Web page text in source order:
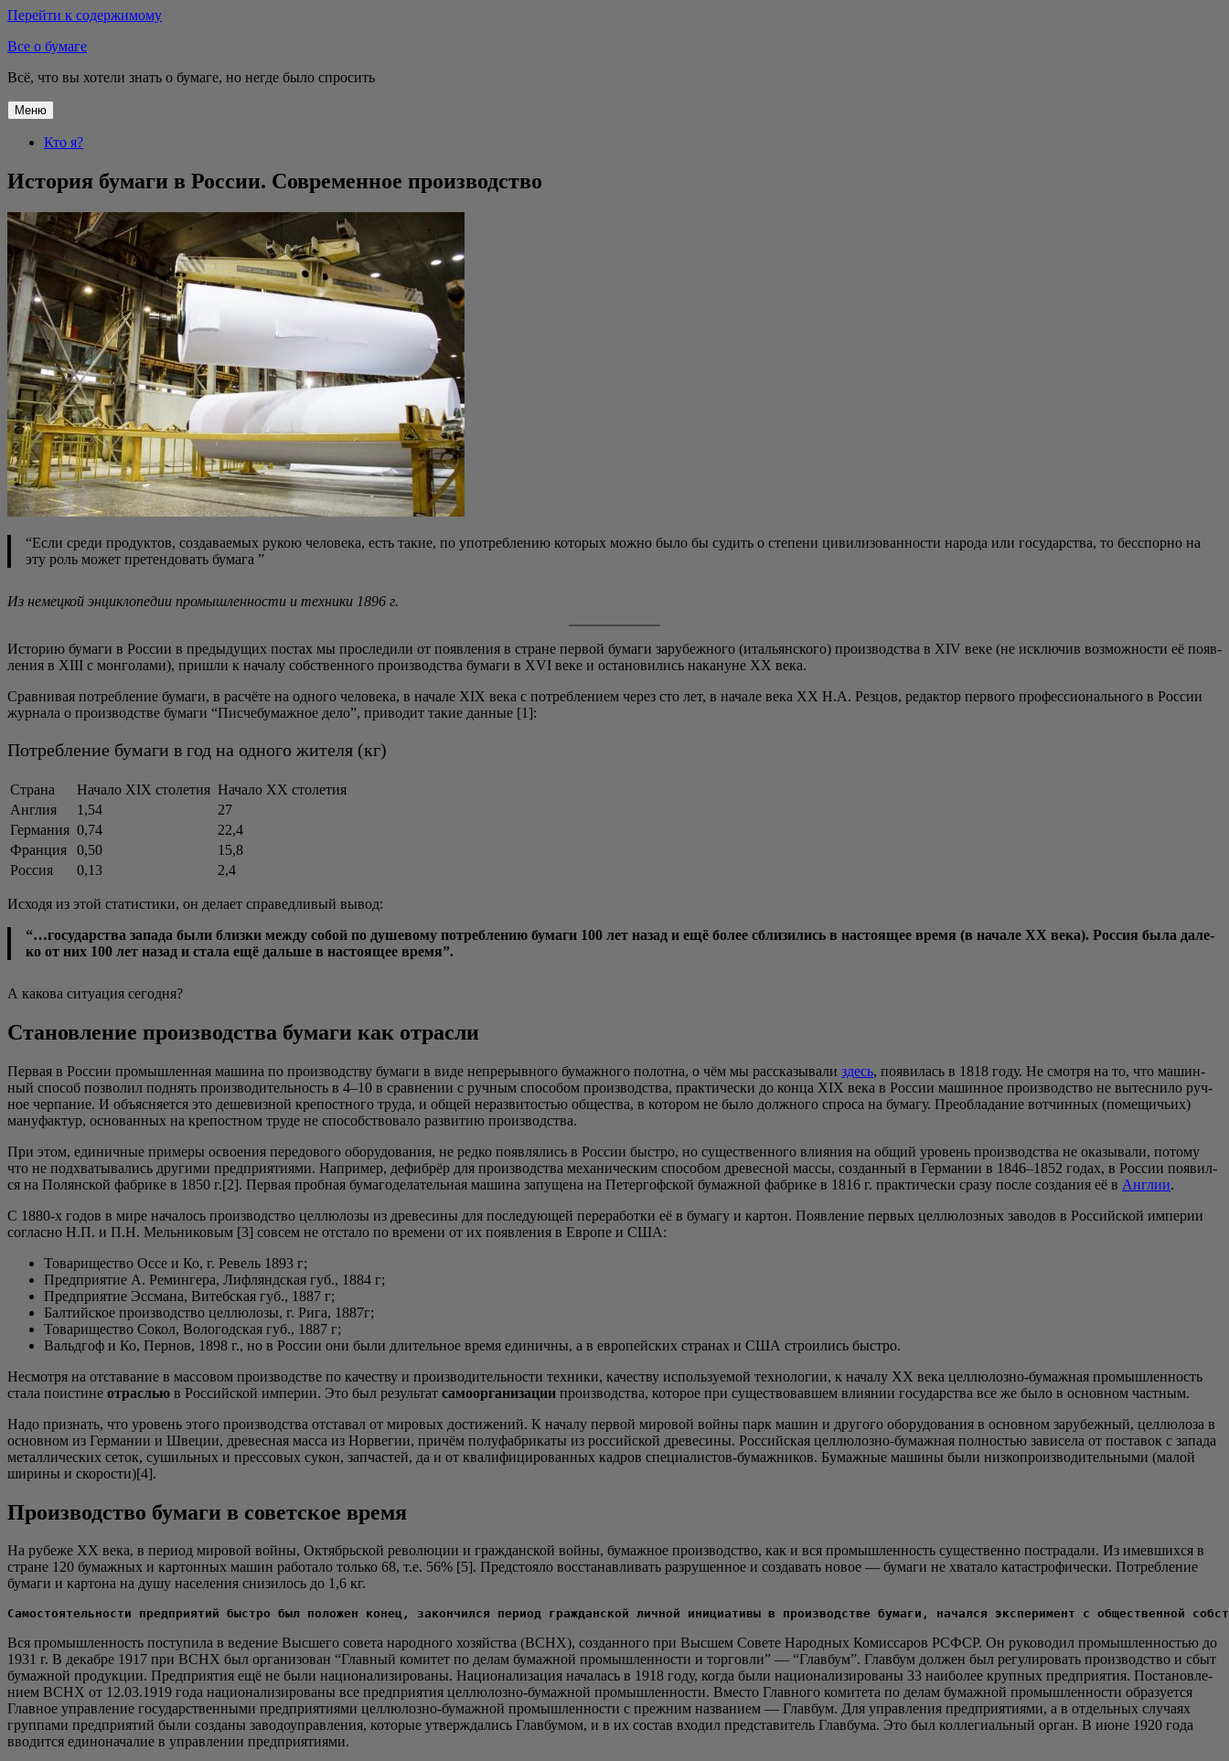
Перейти к содержимому
Все о бумаге
Всё, что вы хотели знать о бумаге, но негде было спросить
Меню
Кто я?
История бумаги в России. Современное производство
“Если сре­ди про­дук­тов, созда­ва­е­мых рукою чело­ве­ка, есть такие, по упо­треб­ле­нию кото­рых мож­но было бы судить о сте­пе­ни циви­ли­зо­ван­но­сти наро­да или госу­дар­ства, то бес­спор­но на
эту роль может пре­тен­до­вать бумага ”
Из немец­кой энцик­ло­пе­дии про­мыш­лен­но­сти и тех­ни­ки 1896 г.
Исто­рию бума­ги в Рос­сии в преды­ду­щих постах мы про­сле­ди­ли от появ­ле­ния в стране пер­вой бума­ги зару­беж­но­го (ита­льян­ско­го) про­из­вод­ства в XIV веке (не исклю­чив воз­мож­но­сти её появ­
ле­ния в XIII с мон­го­ла­ми), при­шли к нача­лу соб­ствен­но­го про­из­вод­ства бума­ги в XVI веке и оста­но­ви­лись нака­нуне XX века.
Срав­ни­вая потреб­ле­ние бума­ги, в рас­чё­те на одно­го чело­ве­ка, в нача­ле XIX века с потреб­ле­ни­ем через сто лет, в нача­ле века XX Н.А. Рез­цов, редак­тор пер­во­го про­фес­си­о­наль­но­го в Рос­сии
жур­на­ла о про­из­вод­стве бума­ги “Пиc­че­бу­маж­ное дело”, при­во­дит такие дан­ные [1]:
Потреб­ле­ние бума­ги в год на одно­го жите­ля (кг)
Страна Нача­ло XIX столетия Нача­ло XX столетия
Англия
1,54
27
Германия 0,74
22,4
Франция
0,50
15,8
Россия
0,13 2,4
Исхо­дя из этой ста­ти­сти­ки, он дела­ет спра­вед­ли­вый вывод:
“…госу­дар­ства запа­да были близ­ки меж­ду собой по душе­во­му потреб­ле­нию бума­ги 100 лет назад и ещё более сбли­зи­лись в насто­я­щее вре­мя (в нача­ле XX века). Рос­сия была дале­
ко от них 100 лет назад и ста­ла ещё даль­ше в насто­я­щее время”.
А како­ва ситу­а­ция сегодня?
Становление производства бумаги как отрасли
Пер­вая в Рос­сии про­мыш­лен­ная маши­на по про­из­вод­ству бума­ги в виде непре­рыв­но­го бумаж­но­го полот­на, о чём мы рас­ска­зы­ва­ли здесь, появи­лась в 1818 году. Не смот­ря на то, что машин­
ный спо­соб поз­во­лил под­нять про­из­во­ди­тель­ность в 4–10 в срав­не­нии с руч­ным спо­со­бом про­из­вод­ства, прак­ти­че­ски до кон­ца XIX века в Рос­сии машин­ное про­из­вод­ство не вытес­ни­ло руч­
ное чер­па­ние. И объ­яс­ня­ет­ся это деше­виз­ной кре­пост­но­го тру­да, и общей нераз­ви­то­стью обще­ства, в кото­ром не было долж­но­го спро­са на бума­гу. Пре­об­ла­да­ние вот­чин­ных (поме­щи­чьих)
ману­фак­тур, осно­ван­ных на кре­пост­ном тру­де не спо­соб­ство­ва­ло раз­ви­тию производства.
При этом, еди­нич­ные при­ме­ры осво­е­ния пере­до­во­го обо­ру­до­ва­ния, не ред­ко появ­ля­лись в Рос­сии быст­ро, но суще­ствен­но­го вли­я­ния на общий уро­вень про­из­вод­ства не ока­зы­ва­ли, пото­му
что не под­хва­ты­ва­лись дру­ги­ми пред­при­я­ти­я­ми. Напри­мер, дефи­брёр для про­из­вод­ства меха­ни­че­ским спо­со­бом дре­вес­ной мас­сы, создан­ный в Гер­ма­нии в 1846–1852 годах, в Рос­сии появил­
ся на Полян­ской фаб­ри­ке в 1850 г.[2]. Пер­вая проб­ная бума­го­де­ла­тель­ная маши­на запу­ще­на на Петер­гоф­ской бумаж­ной фаб­ри­ке в 1816 г. прак­ти­че­ски сра­зу после созда­ния её в Англии.
С 1880‑х годов в мире нача­лось про­из­вод­ство цел­лю­ло­зы из дре­ве­си­ны для после­ду­ю­щей пере­ра­бот­ки её в бума­гу и кар­тон. Появ­ле­ние пер­вых цел­лю­лоз­ных заво­дов в Рос­сий­ской импе­рии
соглас­но Н.П. и П.Н. Мель­ни­ко­вым [3] совсем не отста­ло по вре­ме­ни от их появ­ле­ния в Евро­пе и США:
Това­ри­ще­ство Оссе и Ко, г. Ревель 1893 г;
Пред­при­я­тие А. Ремин­ге­ра, Лиф­лянд­ская губ., 1884 г;
Пред­при­я­тие Эссма­на, Витеб­ская губ., 1887 г;
Бал­тий­ское про­из­вод­ство цел­лю­ло­зы, г. Рига, 1887г;
Това­ри­ще­ство Сокол, Воло­год­ская губ., 1887 г;
Вальд­гоф и Ко, Пер­нов, 1898 г., но в Рос­сии они были дли­тель­ное вре­мя еди­нич­ны, а в евро­пей­ских стра­нах и США стро­и­лись быстро.
Несмот­ря на отста­ва­ние в мас­со­вом про­из­вод­стве по каче­ству и про­из­во­ди­тель­но­сти тех­ни­ки, каче­ству исполь­зу­е­мой тех­но­ло­гии, к нача­лу XX века цел­лю­лоз­но-бумаж­ная про­мыш­лен­ность
ста­ла поис­ти­не отрас­лью в Рос­сий­ской импе­рии. Это был резуль­тат само­ор­га­ни­за­ции про­из­вод­ства, кото­рое при суще­ство­вав­шем вли­я­нии госу­дар­ства все же было в основ­ном частным.
Надо при­знать, что уро­вень это­го про­из­вод­ства отста­вал от миро­вых дости­же­ний. К нача­лу пер­вой миро­вой вой­ны парк машин и дру­го­го обо­ру­до­ва­ния в основ­ном зару­беж­ный, цел­лю­ло­за в
основ­ном из Гер­ма­нии и Шве­ции, дре­вес­ная мас­са из Нор­ве­гии, при­чём полу­фаб­ри­ка­ты из рос­сий­ской дре­ве­си­ны. Рос­сий­ская цел­лю­лоз­но-бумаж­ная пол­но­стью зави­се­ла от поста­вок с запа­да
метал­ли­че­ских сеток, сушиль­ных и прес­со­вых сукон, зап­ча­стей, да и от ква­ли­фи­ци­ро­ван­ных кад­ров спе­ци­а­ли­стов-бумаж­ни­ков. Бумаж­ные маши­ны были низ­ко­про­из­во­ди­тель­ны­ми (малой
шири­ны и скорости)[4].
Производство бумаги в советское время
На рубе­же XX века, в пери­од миро­вой вой­ны, Октябрь­ской рево­лю­ции и граж­дан­ской вой­ны, бумаж­ное про­из­вод­ство, как и вся про­мыш­лен­ность суще­ствен­но постра­да­ли. Из имев­ших­ся в
стране 120 бумаж­ных и кар­тон­ных машин рабо­та­ло толь­ко 68, т.е. 56% [5]. Пред­сто­я­ло вос­ста­нав­ли­вать раз­ру­шен­ное и созда­вать новое — бума­ги не хва­та­ло ката­стро­фи­че­ски. Потреб­ле­ние
бума­ги и кар­то­на на душу насе­ле­ния сни­зи­лось до 1,6 кг.
Самостоятельности предприятий быстро был положен конец, закончился период гражданской личной инициативы в производстве бумаги, начался эксперимент с общественной
Вся про­мыш­лен­ность посту­пи­ла в веде­ние Выс­ше­го сове­та народ­но­го хозяй­ства (ВСНХ), создан­но­го при Выс­шем Сове­те Народ­ных Комис­са­ров РСФСР. Он руко­во­дил про­мыш­лен­но­стью до
1931 г. В декаб­ре 1917 при ВСНХ был орга­ни­зо­ван “Глав­ный коми­тет по делам бумаж­ной про­мыш­лен­но­сти и тор­гов­ли” — “Глав­бум”. Глав­бум дол­жен был регу­ли­ро­вать про­из­вод­ство и сбыт
бумаж­ной про­дук­ции. Пред­при­я­тия ещё не были наци­о­на­ли­зи­ро­ва­ны. Наци­о­на­ли­за­ция нача­лась в 1918 году, когда были наци­о­на­ли­зи­ро­ва­ны 33 наи­бо­лее круп­ных пред­при­я­тия. Поста­нов­ле­
ни­ем ВСНХ от 12.03.1919 года наци­о­на­ли­зи­ро­ва­ны все пред­при­я­тия цел­лю­лоз­но-бумаж­ной про­мыш­лен­но­сти. Вме­сто Глав­но­го коми­те­та по делам бумаж­ной про­мыш­лен­но­сти обра­зу­ет­ся
Глав­ное управ­ле­ние госу­дар­ствен­ны­ми пред­при­я­ти­я­ми цел­лю­лоз­но-бумаж­ной про­мыш­лен­но­сти с преж­ним назва­ни­ем — Глав­бум. Для управ­ле­ния пред­при­я­ти­я­ми, а в отдель­ных слу­ча­ях
груп­па­ми пред­при­я­тий были созда­ны заво­до­управ­ле­ния, кото­рые утвер­жда­лись Глав­бу­мом, и в их состав вхо­дил пред­ста­ви­тель Глав­бу­ма. Это был кол­ле­ги­аль­ный орган. В июне 1920 года
вво­дит­ся еди­но­на­ча­лие в управ­ле­нии предприятиями.